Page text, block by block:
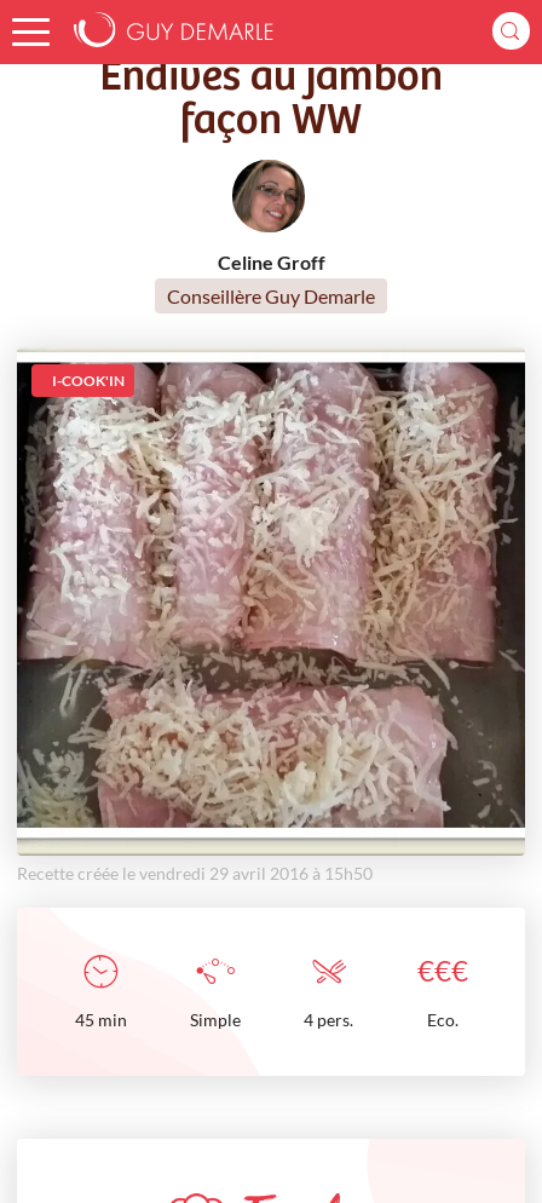
Accueil Recettes Endives au jambon façon WW
Endives au jambon
façon WW
Celine Groff
Conseillère Guy Demarle
I-COOK'IN
Recette créée le vendredi 29 avril 2016 à 15h50
€€€
45 min Simple 4 pers. Eco.